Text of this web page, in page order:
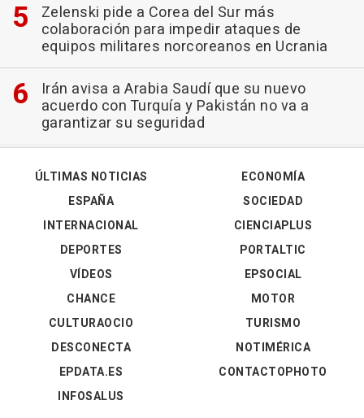
Zelenski pide a Corea del Sur más
colaboración para impedir ataques de
equipos militares norcoreanos en Ucrania
Irán avisa a Arabia Saudí que su nuevo
acuerdo con Turquía y Pakistán no va a
garantizar su seguridad
ÚLTIMAS NOTICIAS
ESPAÑA
INTERNACIONAL
DEPORTES
VÍDEOS
ECONOMÍA
SOCIEDAD
CIENCIAPLUS
PORTALTIC
EPSOCIAL
CHANCE
CULTURAOCIO
DESCONECTA
EPDATA.ES
INFOSALUS
MOTOR
TURISMO
NOTIMÉRICA
CONTACTOPHOTO